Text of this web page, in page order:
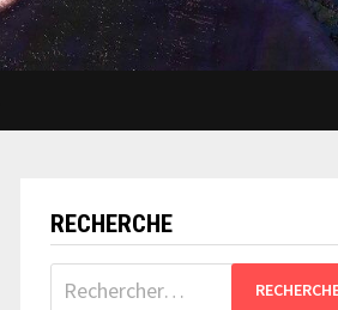
RECHERCHE
Rechercher :